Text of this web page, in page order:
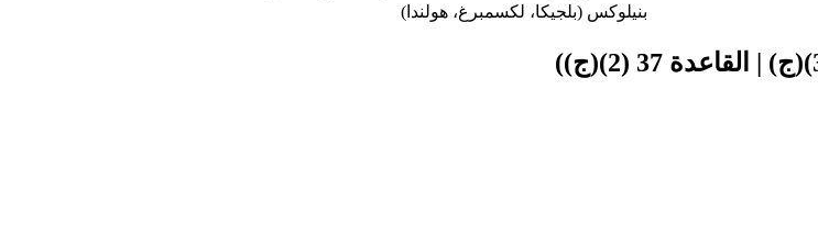
بنيلوكس (بلجيكا، لكسمبرغ، هولندا)